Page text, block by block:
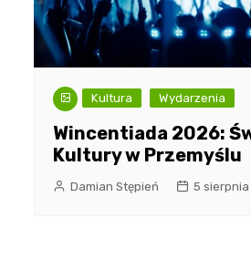
Kultura Wydarzenia
Wincentiada 2026:
Kultury w Przemyślu
Damian Stępień 5